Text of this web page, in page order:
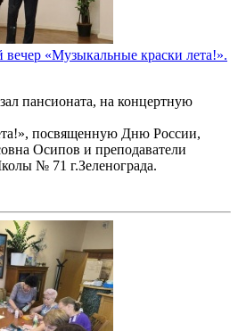
«Музыкальные краски лета!».
пансионата, на концертную
посвященную Дню России,
Осипов и преподаватели
№ 71 г.Зеленограда.